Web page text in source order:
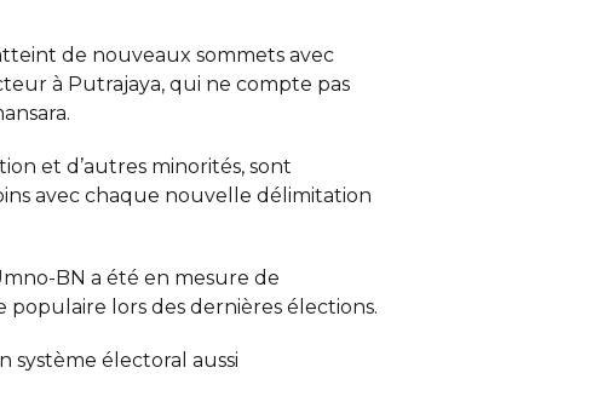
de nouveaux sommets avec
à Putrajaya, qui ne compte pas
et d’autres minorités, sont
avec chaque nouvelle délimitation
BN a été en mesure de
lors des dernières élections.
système électoral aussi